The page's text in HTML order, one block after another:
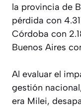
la provincia de
pérdida con
Córdoba con
Buenos Aires
Al evaluar el
gestión
era Milei,